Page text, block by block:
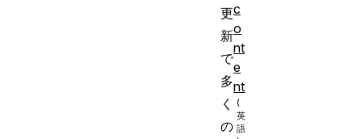
更
新
で
多
く
の
c
o
nt
e
nt